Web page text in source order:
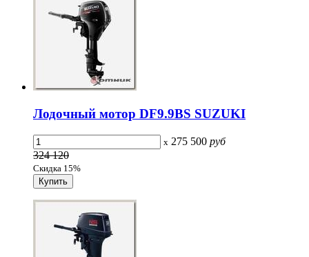
Лодочный мотор DF9.9ВS SUZUKI
x 275 500 руб
324 120
Скидка 15%